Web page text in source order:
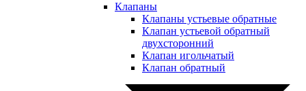
Клапаны
Клапаны устьевые обратные
Клапан устьевой обратный
двухсторонний
Клапан игольчатый
Клапан обратный